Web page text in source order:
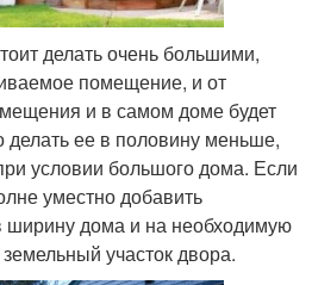
делать очень большими,
помещение, и от
и в самом доме будет
ее в половину меньше,
условии большого дома. Если
уместно добавить
ширину дома и на необходимую
участок двора.